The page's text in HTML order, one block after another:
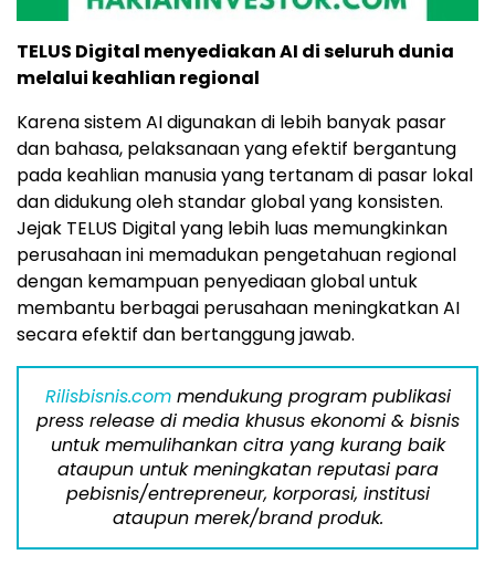
TELUS Digital menyediakan AI di seluruh dunia
melalui keahlian regional
Karena sistem AI digunakan di lebih banyak pasar
dan bahasa, pelaksanaan yang efektif bergantung
pada keahlian manusia yang tertanam di pasar lokal
dan didukung oleh standar global yang konsisten.
Jejak TELUS Digital yang lebih luas memungkinkan
perusahaan ini memadukan pengetahuan regional
dengan kemampuan penyediaan global untuk
membantu berbagai perusahaan meningkatkan AI
secara efektif dan bertanggung jawab.
Rilisbisnis.commendukung program publikasi
press release di media khusus ekonomi & bisnis
untuk memulihankan citra yang kurang baik
ataupun untuk meningkatan reputasi para
pebisnis/entrepreneur, korporasi, institusi
ataupun merek/brand produk.